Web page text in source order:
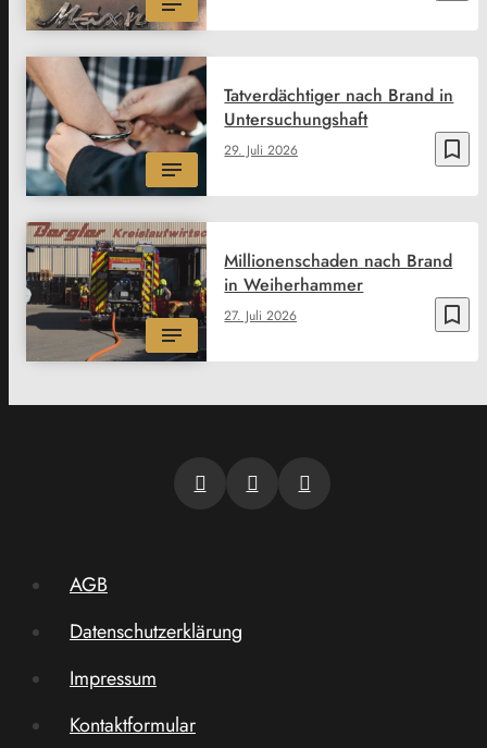
bookmark_border
29. Juli 2026
Tatverdächtiger nach Brand in
Untersuchungshaft
bookmark_border
27. Juli 2026
Millionenschaden nach Brand
in Weiherhammer
AGB
Datenschutzerklärung
Impressum
Kontaktformular